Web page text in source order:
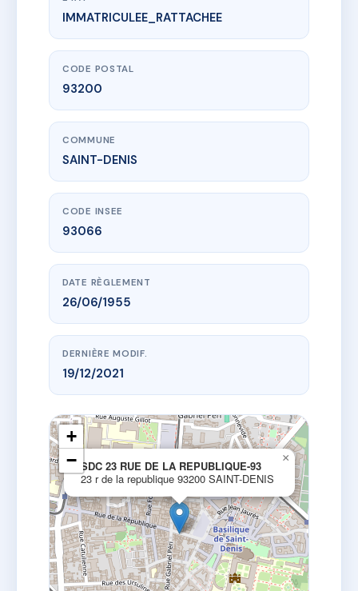
www.vme.plus/AE2667269
SDC 23 RUE DE LA REPUBLIQUE-93
23 r de la republique
IMMATRICULEE_RATTACHEE
CODE POSTAL
93200
COMMUNE
SAINT-DENIS
CODE INSEE
93066
DATE RÈGLEMENT
26/06/1955
DERNIÈRE MODIF.
19/12/2021
SDC 23 RUE DE LA REPUBLIQUE-93
23 r de la republique 93200 SAINT-DENIS
×
+
−